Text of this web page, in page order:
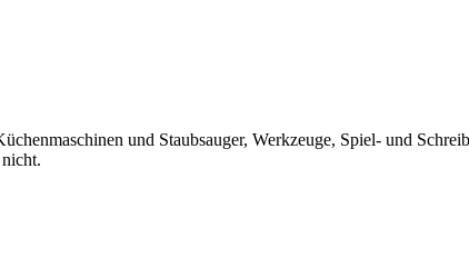
und Staubsauger, Werkzeuge, Spiel- und